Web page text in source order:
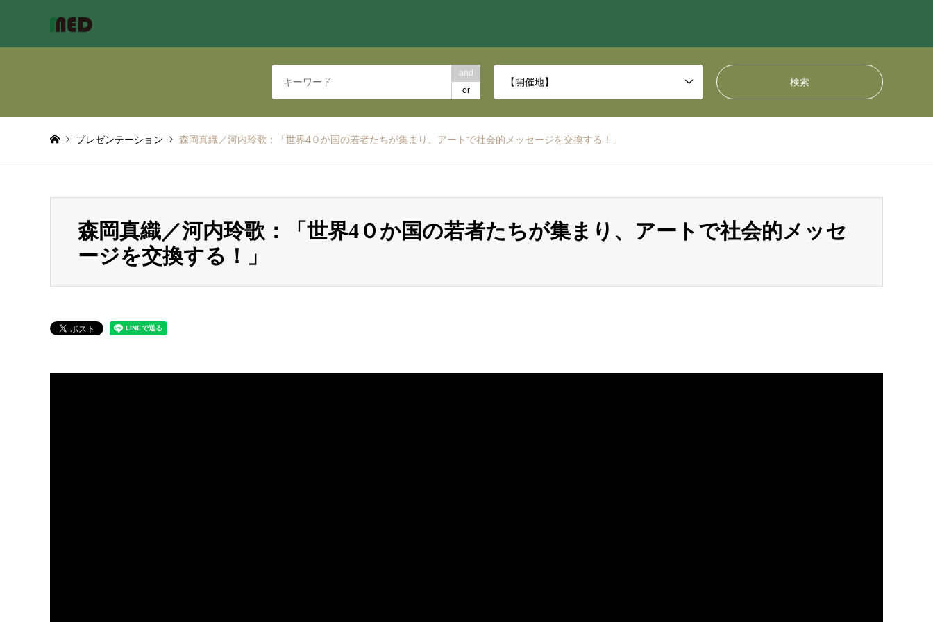
and
or
【開催地】
プレゼンテーション 森岡真織／河内玲歌：「世界4０か国の若者たちが集まり、アートで社会的メッセージを交換する！」
森岡真織／河内玲歌：「世界4０か国の若者たちが集まり、アートで社会的メッセ
ージを交換する！」